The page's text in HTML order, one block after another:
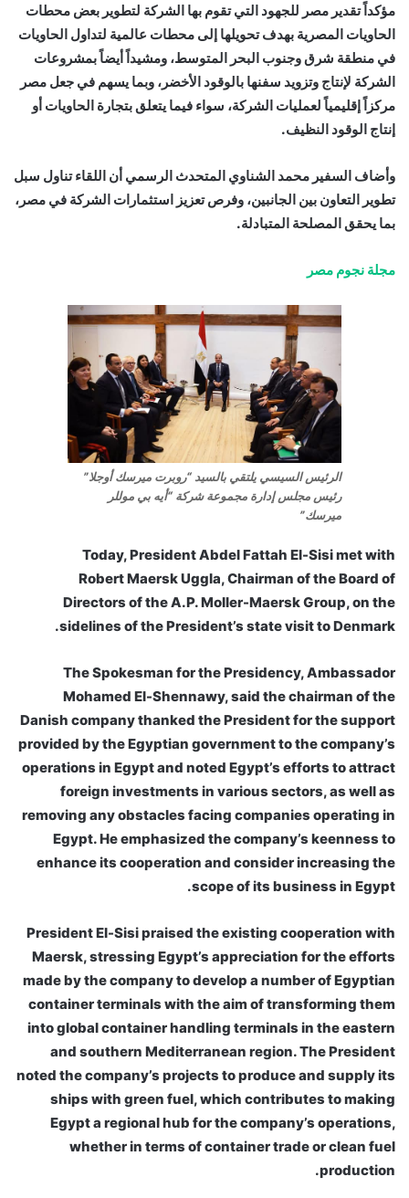
مؤكداً تقدير مصر للجهود التي تقوم بها الشركة لتطوير بعض محطات
الحاويات المصرية بهدف تحويلها إلى محطات عالمية لتداول الحاويات
في منطقة شرق وجنوب البحر المتوسط، ومشيداً أيضاً بمشروعات
الشركة لإنتاج وتزويد سفنها بالوقود الأخضر، وبما يسهم في جعل مصر
مركزاً إقليمياً لعمليات الشركة، سواء فيما يتعلق بتجارة الحاويات أو
إنتاج الوقود النظيف.
وأضاف السفير محمد الشناوي المتحدث الرسمي أن اللقاء تناول سبل
تطوير التعاون بين الجانبين، وفرص تعزيز استثمارات الشركة في مصر،
بما يحقق المصلحة المتبادلة.
مجلة نجوم مصر
الرئيس السيسي يلتقي بالسيد “روبرت ميرسك أوجلا”
رئيس مجلس إدارة مجموعة شركة “أيه بي موللر
ميرسك”
Today, President Abdel Fattah El-Sisi met with
Robert Maersk Uggla, Chairman of the Board of
Directors of the A.P. Moller-Maersk Group, on the
sidelines of the President’s state visit to Denmark.
The Spokesman for the Presidency, Ambassador
Mohamed El-Shennawy, said the chairman of the
Danish company thanked the President for the support
provided by the Egyptian government to the company’s
operations in Egypt and noted Egypt’s efforts to attract
foreign investments in various sectors, as well as
removing any obstacles facing companies operating in
Egypt. He emphasized the company’s keenness to
enhance its cooperation and consider increasing the
scope of its business in Egypt.
President El-Sisi praised the existing cooperation with
Maersk, stressing Egypt’s appreciation for the efforts
made by the company to develop a number of Egyptian
container terminals with the aim of transforming them
into global container handling terminals in the eastern
and southern Mediterranean region. The President
noted the company’s projects to produce and supply its
ships with green fuel, which contributes to making
Egypt a regional hub for the company’s operations,
whether in terms of container trade or clean fuel
production.